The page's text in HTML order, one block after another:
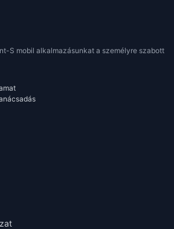
S mobil alkalmazásunkat a személyre szabott